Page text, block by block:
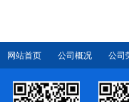
网站首页 公司概况 公司